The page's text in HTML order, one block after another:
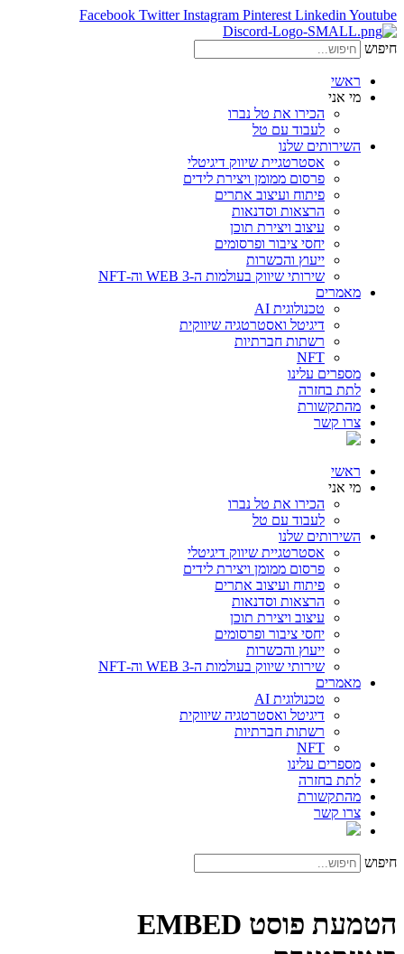
Facebook Twitter Instagram Pinterest Linkedin Youtube
חיפוש
ראשי
מי אני
הכירו את טל נברו
לעבוד עם טל
השירותים שלנו
אסטרטגיית שיווק דיגיטלי
פרסום ממומן ויצירת לידים
פיתוח ועיצוב אתרים
הרצאות וסדנאות
עיצוב ויצירת תוכן
יחסי ציבור ופרסומים
ייעוץ והכשרות
שירותי שיווק בעולמות ה-WEB 3 וה-NFT
מאמרים
טכנולוגית AI
דיגיטל ואסטרטגיה שיווקית
רשתות חברתיות
NFT
מספרים עלינו
לתת בחזרה
מהתקשורת
צרו קשר
ראשי
מי אני
הכירו את טל נברו
לעבוד עם טל
השירותים שלנו
אסטרטגיית שיווק דיגיטלי
פרסום ממומן ויצירת לידים
פיתוח ועיצוב אתרים
הרצאות וסדנאות
עיצוב ויצירת תוכן
יחסי ציבור ופרסומים
ייעוץ והכשרות
שירותי שיווק בעולמות ה-WEB 3 וה-NFT
מאמרים
טכנולוגית AI
דיגיטל ואסטרטגיה שיווקית
רשתות חברתיות
NFT
מספרים עלינו
לתת בחזרה
מהתקשורת
צרו קשר
חיפוש
הטמעת פוסט EMBED